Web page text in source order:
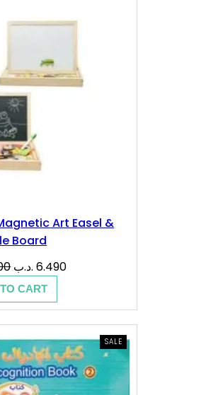
Art Easel &
Board
Original
price
was:
10.900 .د.ب.
6.490 .د.ب
Current
6.490 .د.ب.
CART
SALEPRODUCT
ON
SALE